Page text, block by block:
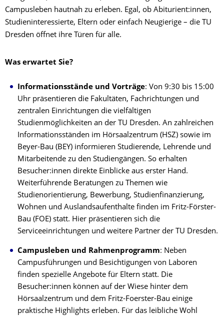
Campusleben hautnah zu erleben. Egal, ob Abiturient:innen,
Studieninteressierte, Eltern oder einfach Neugierige – die TU
Dresden öffnet ihre Türen für alle.
Was erwartet Sie?
Informationsstände und Vorträge: Von 9:30 bis 15:00
Uhr präsentieren die Fakultäten, Fachrichtungen und
zentralen Einrichtungen die vielfältigen
Studienmöglichkeiten an der TU Dresden. An zahlreichen
Informationsständen im Hörsaalzentrum (HSZ) sowie im
Beyer-Bau (BEY) informieren Studierende, Lehrende und
Mitarbeitende zu den Studiengängen. So erhalten
Besucher:innen direkte Einblicke aus erster Hand.
Weiterführende Beratungen zu Themen wie
Studienorientierung, Bewerbung, Studienfinanzierung,
Wohnen und Auslandsaufenthalte finden im Fritz-Förster-
Bau (FOE) statt. Hier präsentieren sich die
Serviceeinrichtungen und weitere Partner der TU Dresden.
Campusleben und Rahmenprogramm: Neben
Campusführungen und Besichtigungen von Laboren
finden spezielle Angebote für Eltern statt. Die
Besucher:innen können auf der Wiese hinter dem
Hörsaalzentrum und dem Fritz-Foerster-Bau einige
praktische Highlights erleben. Für das leibliche Wohl